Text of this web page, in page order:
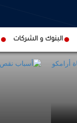
البنوك و الشركات